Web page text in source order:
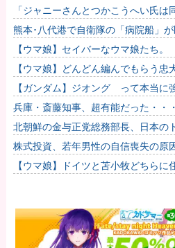
いよね…
「ジャニーさんとつかこうへい氏は
明かすレジェンドの共通点と我流の
熊本･八代港で自衛隊の「病院船」
剤処方…被災者向け大浴場も！
【ウマ娘】セイバーなウマ娘たち。
【ウマ娘】どんどん編んでもらう忠
【ガンダム】ジオング って本当に
兵庫・斎藤知事、超有能だった・・
て閉鎖で。直営する意味ないし皆さ
ょ」他
北朝鮮の金与正党総務部長、日本の
判…「軍事的選択肢」警告！
株式投資、若年男性の自信喪失の原
者」自認
【ウマ娘】ドイツと苫小牧どちら